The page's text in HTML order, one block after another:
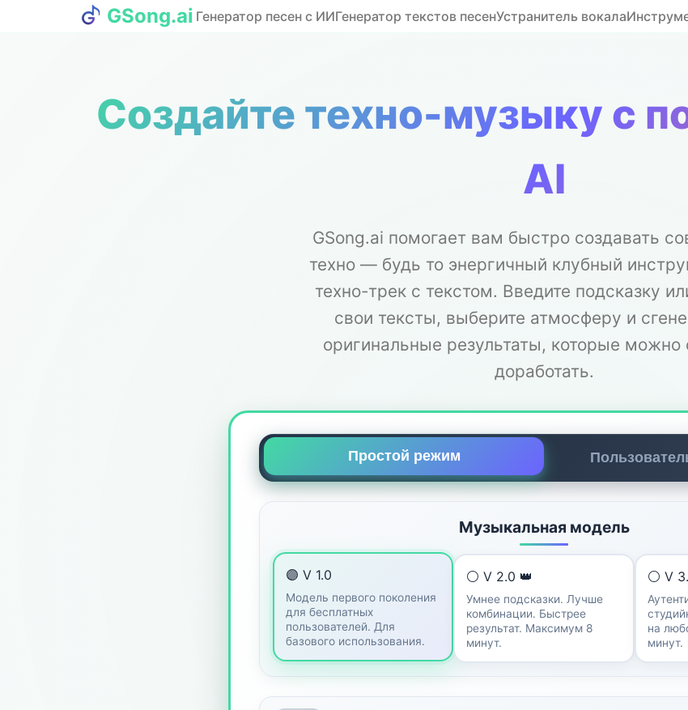
GSong.ai Генератор песен с ИИГенератор текстов песенУстранитель вокала
Создайте техно-музыку с
AI
GSong.ai помогает вам быстро создавать
техно — будь то энергичный клубный
техно-трек с текстом. Введите подсказку
свои тексты, выберите атмосферу и
оригинальные результаты, которые можно
доработать.
Простой режим
Музыкальная модель
🟣 V 1.0
Модель первого поколения
для бесплатных
пользователей. Для
базового использования.
⚪ V 2.0 👑
Умнее подсказки. Лучше
комбинации. Быстрее
результат. Максимум 8
минут.
⚪ V
на
минут.